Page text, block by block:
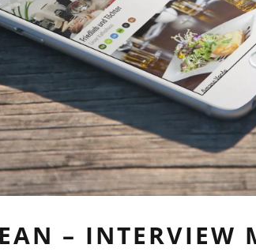
– INTERVIEW